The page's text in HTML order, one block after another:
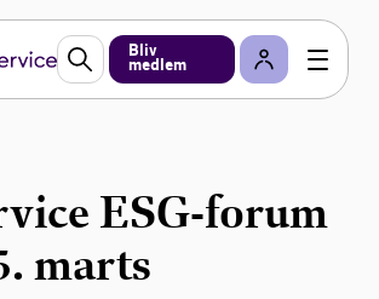
Bliv
medlem
ESG-forum
marts